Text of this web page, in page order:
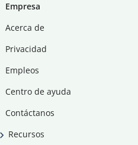
Empresa
Acerca de
Privacidad
Empleos
Centro de ayuda
Contáctanos
Recursos